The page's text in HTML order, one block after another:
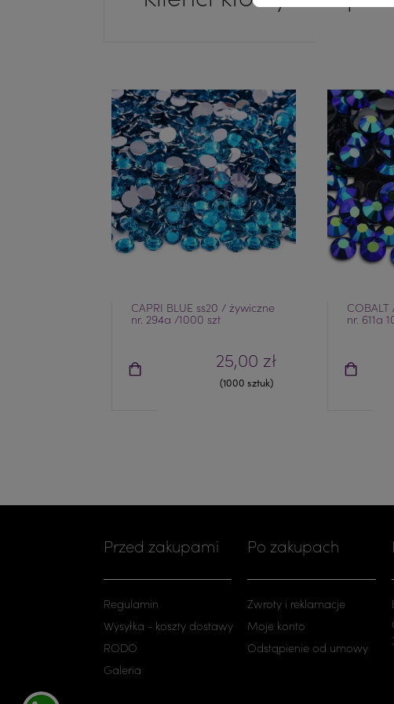
CAPRI BLUE ss20 / żywiczne
nr. 294a /1000 szt
25,00 zł
(1000 sztuk)
nr. 611a
Przed zakupami
Regulamin
Wysyłka - koszty dostawy
RODO
Galeria
Po zakupach
Zwroty i reklamacje
Moje konto
Odstąpienie od umowy